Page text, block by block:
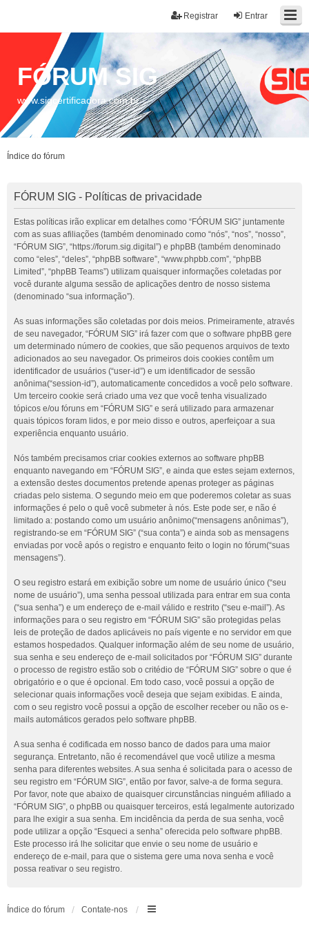
Entrar
Registrar
FÓRUM SIG
www.sigcertificadora.com.br
Índice do fórum
FÓRUM SIG - Políticas de privacidade
Estas políticas irão explicar em detalhes como “FÓRUM SIG” juntamente
com as suas afiliações (também denominado como “nós”, “nos”, “nosso”,
“FÓRUM SIG”, “https://forum.sig.digital”) e phpBB (também denominado
como “eles”, “deles”, “phpBB software”, “www.phpbb.com”, “phpBB
Limited”, “phpBB Teams”) utilizam quaisquer informações coletadas por
você durante alguma sessão de aplicações dentro de nosso sistema
(denominado “sua informação”).
As suas informações são coletadas por dois meios. Primeiramente, através
de seu navegador, “FÓRUM SIG” irá fazer com que o software phpBB gere
um determinado número de cookies, que são pequenos arquivos de texto
adicionados ao seu navegador. Os primeiros dois cookies contêm um
identificador de usuários (“user-id”) e um identificador de sessão
anônima(“session-id”), automaticamente concedidos a você pelo software.
Um terceiro cookie será criado uma vez que você tenha visualizado
tópicos e/ou fóruns em “FÓRUM SIG” e será utilizado para armazenar
quais tópicos foram lidos, e por meio disso e outros, aperfeiçoar a sua
experiência enquanto usuário.
Nós também precisamos criar cookies externos ao software phpBB
enquanto navegando em “FÓRUM SIG”, e ainda que estes sejam externos,
a extensão destes documentos pretende apenas proteger as páginas
criadas pelo sistema. O segundo meio em que poderemos coletar as suas
informações é pelo o quê você submeter à nós. Este pode ser, e não é
limitado a: postando como um usuário anônimo(“mensagens anônimas”),
registrando-se em “FÓRUM SIG” (“sua conta”) e ainda sob as mensagens
enviadas por você após o registro e enquanto feito o login no fórum(“suas
mensagens”).
O seu registro estará em exibição sobre um nome de usuário único (“seu
nome de usuário”), uma senha pessoal utilizada para entrar em sua conta
(“sua senha”) e um endereço de e-mail válido e restrito (“seu e-mail”). As
informações para o seu registro em “FÓRUM SIG” são protegidas pelas
leis de proteção de dados aplicáveis no país vigente e no servidor em que
estamos hospedados. Qualquer informação além de seu nome de usuário,
sua senha e seu endereço de e-mail solicitados por “FÓRUM SIG” durante
o processo de registro estão sob o critédio de “FÓRUM SIG” sobre o que é
obrigatório e o que é opcional. Em todo caso, você possui a opção de
selecionar quais informações você deseja que sejam exibidas. E ainda,
com o seu registro você possui a opção de escolher receber ou não os e-
mails automáticos gerados pelo software phpBB.
A sua senha é codificada em nosso banco de dados para uma maior
segurança. Entretanto, não é recomendável que você utilize a mesma
senha para diferentes websites. A sua senha é solicitada para o acesso de
seu registro em “FÓRUM SIG”, então por favor, salve-a de forma segura.
Por favor, note que abaixo de quaisquer circunstâncias ninguém afiliado a
“FÓRUM SIG”, o phpBB ou quaisquer terceiros, está legalmente autorizado
para lhe exigir a sua senha. Em incidência da perda de sua senha, você
pode utilizar a opção “Esqueci a senha” oferecida pelo software phpBB.
Este processo irá lhe solicitar que envie o seu nome de usuário e
endereço de e-mail, para que o sistema gere uma nova senha e você
possa reativar o seu registro.
Índice do fórum Contate-nos